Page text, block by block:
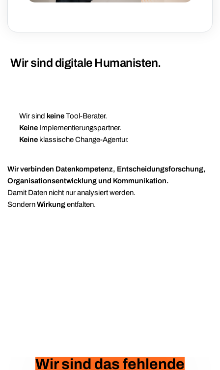
Wir sind digitale Humanisten.
Wir sind keineTool-Berater.
Keine Implementierungspartner.
Keine klassische Change-Agentur.
Wir verbinden Datenkompetenz, Entscheidungsforschung,
Organisationsentwicklung und Kommunikation.
Damit Daten nicht nur analysiert werden.
SondernWirkungentfalten.
Wir sind das fehlende